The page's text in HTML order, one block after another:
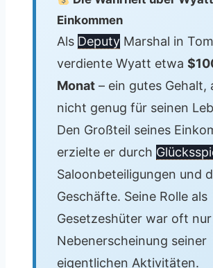
Einkommen
Als Deputy Marshal in
verdiente Wyatt etwa
Monat – ein gutes Gehalt,
nicht genug für seinen
Den Großteil seines
erzielte er durch
Saloonbeteiligungen und
Geschäfte. Seine Rolle als
Gesetzeshüter war oft
Nebenerscheinung seiner
eigentlichen Aktivitäten.